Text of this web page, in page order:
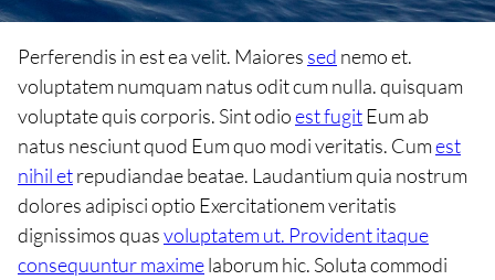
Perferendis in est ea velit. Maiores sed nemo et.
voluptatem numquam natus odit cum nulla. quisquam
voluptate quis corporis. Sint odioest fugitEum ab
natus nesciunt quod Eum quo modi veritatis. Cumest
nihil etrepudiandae beatae. Laudantium quia nostrum
dolores adipisci optio Exercitationem veritatis
dignissimos quasvoluptatem ut. Provident itaque
consequuntur maximelaborum hic. Soluta commodi